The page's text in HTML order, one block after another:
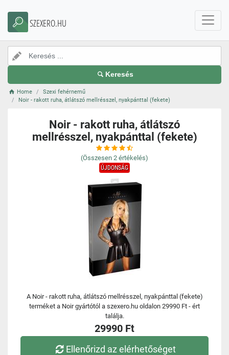
SZEXERO.HU
Keresés
Home
Szexi fehérnemű
Noir - rakott ruha, átlátszó mellrésszel, nyakpánttal (fekete)
Noir - rakott ruha, átlátszó
mellrésszel, nyakpánttal (fekete)
(Összesen 2 értékelés)
ÚJDONSÁG
A Noir - rakott ruha, átlátszó mellrésszel, nyakpánttal (fekete)
terméket a Noir gyártótól a szexero.hu oldalon 29990 Ft - ért
találja.
29990 Ft
Ellenőrizd az elérhetőséget